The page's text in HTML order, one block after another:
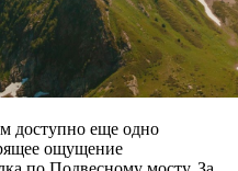
доступно еще одно
ощущение